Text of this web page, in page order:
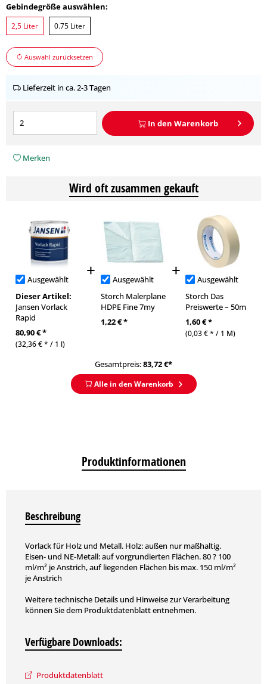
Gebindegröße auswählen:
2,5 Liter 0.75 Liter
Auswahl zurücksetzen
Lieferzeit in ca. 2-3 Tagen
In den Warenkorb
Merken
Wird oft zusammen gekauft
Ausgewählt
Dieser Artikel:
Jansen Vorlack
Rapid
80,90 € *
(32,36 € * / 1 l)
Ausgewählt
Storch Malerplane
HDPE Fine 7my
1,22 € *
Ausgewählt
Storch Das
Preiswerte – 50m
1,60 € *
(0,03 € * / 1 M)
Gesamtpreis:83,72€*
Alle in den Warenkorb
Produktinformationen
Beschreibung
Vorlack für Holz und Metall. Holz: außen nur maßhaltig.
Eisen- und NE-Metall: auf vorgrundierten Flächen. 80 ? 100
ml/m² je Anstrich, auf liegenden Flächen bis max. 150 ml/m²
je Anstrich
Weitere technische Details und Hinweise zur Verarbeitung
können Sie dem Produktdatenblatt entnehmen.
Verfügbare Downloads:
Produktdatenblatt